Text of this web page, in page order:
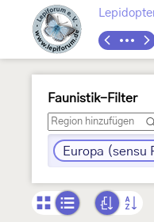
Faunistik-Filter
Europa (sensu